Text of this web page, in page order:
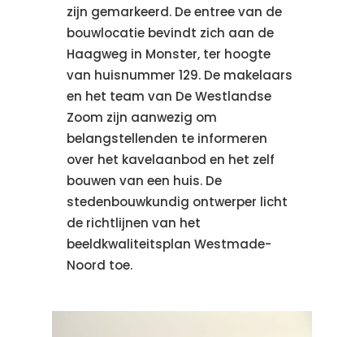
zijn gemarkeerd. De entree van de
bouwlocatie bevindt zich aan de
Haagweg in Monster, ter hoogte
van huisnummer 129. De makelaars
en het team van De Westlandse
Zoom zijn aanwezig om
belangstellenden te informeren
over het kavelaanbod en het zelf
bouwen van een huis. De
stedenbouwkundig ontwerper licht
de richtlijnen van het
beeldkwaliteitsplan Westmade-
Noord toe.